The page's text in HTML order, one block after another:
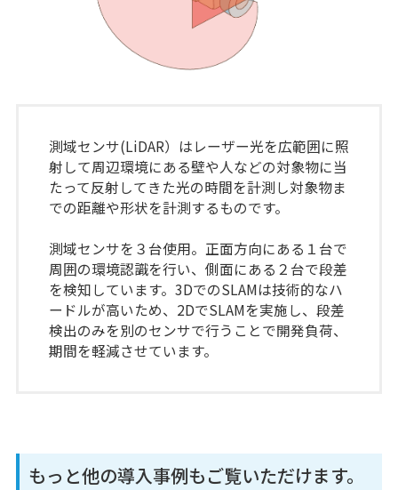
測域センサ(LiDAR）はレーザー光を広範囲に照
射して周辺環境にある壁や人などの対象物に当
たって反射してきた光の時間を計測し対象物ま
での距離や形状を計測するものです。
測域センサを３台使用。正面方向にある１台で
周囲の環境認識を行い、側面にある２台で段差
を検知しています。3DでのSLAMは技術的なハ
ードルが高いため、2DでSLAMを実施し、段差
検出のみを別のセンサで行うことで開発負荷、
期間を軽減させています。
もっと他の導入事例もご覧いただけます。